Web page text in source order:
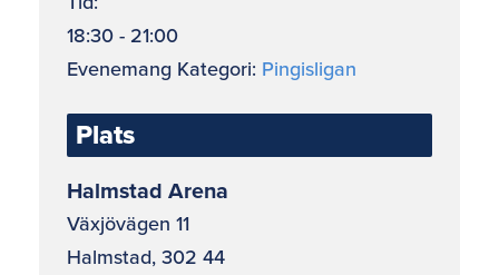
18:30 - 21:00
Evenemang Kategori: Pingisligan
Plats
Halmstad Arena
Växjövägen 11
Halmstad, 302 44